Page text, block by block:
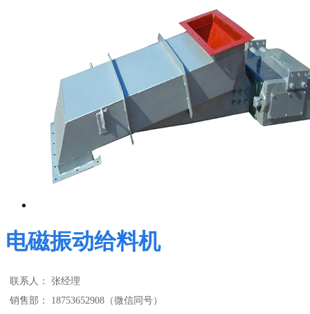
电磁振动给料机
联系人：
张经理
销售部：
18753652908（微信同号）